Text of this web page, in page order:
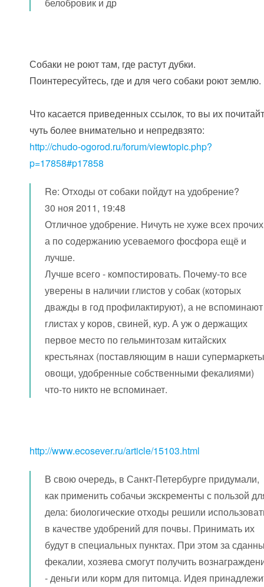
Собаки не роют там, где растут дубки.
Поинтересуйтесь, где и для чего собаки роют землю.
Что касается приведенных ссылок, то вы их
чуть более внимательно и непредвзято:
http://chudo-ogorod.ru/forum/viewtopic.php?
p=17858#p17858
Re: Отходы от собаки пойдут на удобрение?
30 ноя 2011, 19:48
Отличное удобрение. Ничуть не хуже всех
а по содержанию усеваемого фосфора ещё и
лучше.
Лучше всего - компостировать. Почему-то все
уверены в наличии глистов у собак (которых
дважды в год профилактируют), а не
глистах у коров, свиней, кур. А уж о держащих
первое место по гельминтозам китайских
крестьянах (поставляющим в наши
овощи, удобренные собственными фекалиями)
что-то никто не вспоминает.
http://www.ecosever.ru/article/15103.html
В свою очередь, в Санкт-Петербурге придумали,
как применить собачьи экскременты с пользой
дела: биологические отходы решили
в качестве удобрений для почвы. Принимать их
будут в специальных пунктах. При этом за
фекалии, хозяева смогут получить
- деньги или корм для питомца. Идея